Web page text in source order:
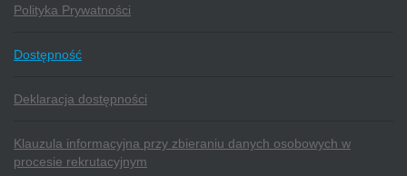
Polityka Prywatności
Dostępność
Deklaracja dostępności
Klauzula informacyjna przy zbieraniu danych osobowych w
procesie rekrutacyjnym